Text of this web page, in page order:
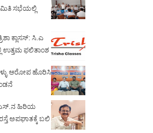
ಸಭೆಯಲ್ಲಿ
ಕ್ಲಾಸಸ್: ಸಿ.ಎ
ಉತ್ತಮ ಫಲಿತಾಂಶ
ಆರೋಪ ಹೊರಿಸಿ
ಹಿರಿಯ
ಅಪಘಾತಕ್ಕೆ ಬಲಿ